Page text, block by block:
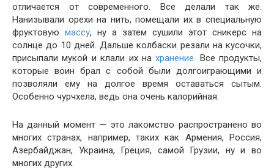
отличается от современного. Все делали так же.
Нанизывали орехи на нить, помещали их в специальную
фруктовую массу, ну а затем сушили этот сникерс на
солнце до 10 дней. Дальше колбаски резали на кусочки,
присыпали мукой и клали их нахранение. Все продукты,
которые воин брал с собой были долгоиграющими и
позволяли ему на долгое время оставаться сытым.
Особенно чурчхела, ведь она очень калорийная.
На данный момент — это лакомство распространено во
многих странах, например, таких как Армения, Россия,
Азербайджан, Украина, Греция, самой Грузии, ну и во
многих других.